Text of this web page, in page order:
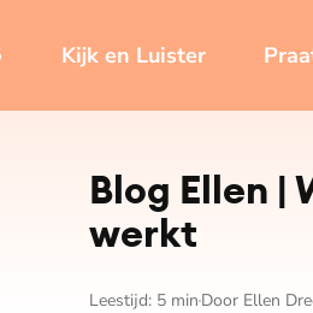
Kijk en Luister
Blog Ellen |
werkt
Leestijd: 5 min Door Ellen